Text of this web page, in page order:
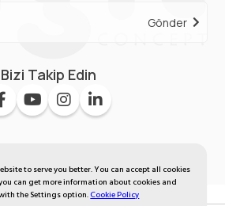
to serve you better. You can accept all cookies
can get more information about cookies and
the Settings option.Cookie Policy
Gönder
Bizi Takip Edin